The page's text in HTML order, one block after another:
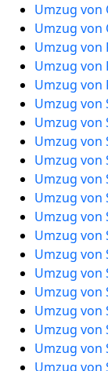
Umzug
Umzug von
Umzug von
Umzug von
Umzug von
Umzug von
Umzug von
Umzug von
Umzug von
Umzug von
Umzug von
Umzug von
Umzug von
Umzug
Umzug von
Umzug von
Umzug von
Umzug von
Umzug von
Umzug von